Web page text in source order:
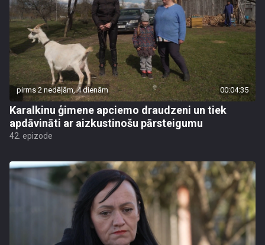
pirms 2 nedēļām, 4 dienām 00:04:35
Karalkinu ģimene apciemo draudzeni un tiek
apdāvināti ar aizkustinošu pārsteigumu
42. epizode